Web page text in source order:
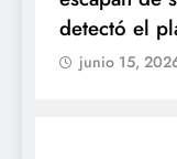
detectó el
junio 15,